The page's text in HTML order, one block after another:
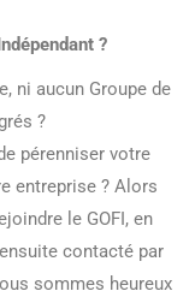
?
ni aucun Groupe de
?
pérenniser votre
entreprise ? Alors
le GOFI, en
contacté par
sommes heureux